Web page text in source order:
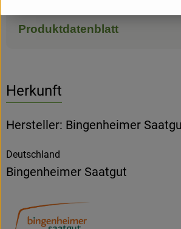
Produktdatenblatt
Herkunft
Hersteller: Bingenheimer
Deutschland
Bingenheimer Saatgut